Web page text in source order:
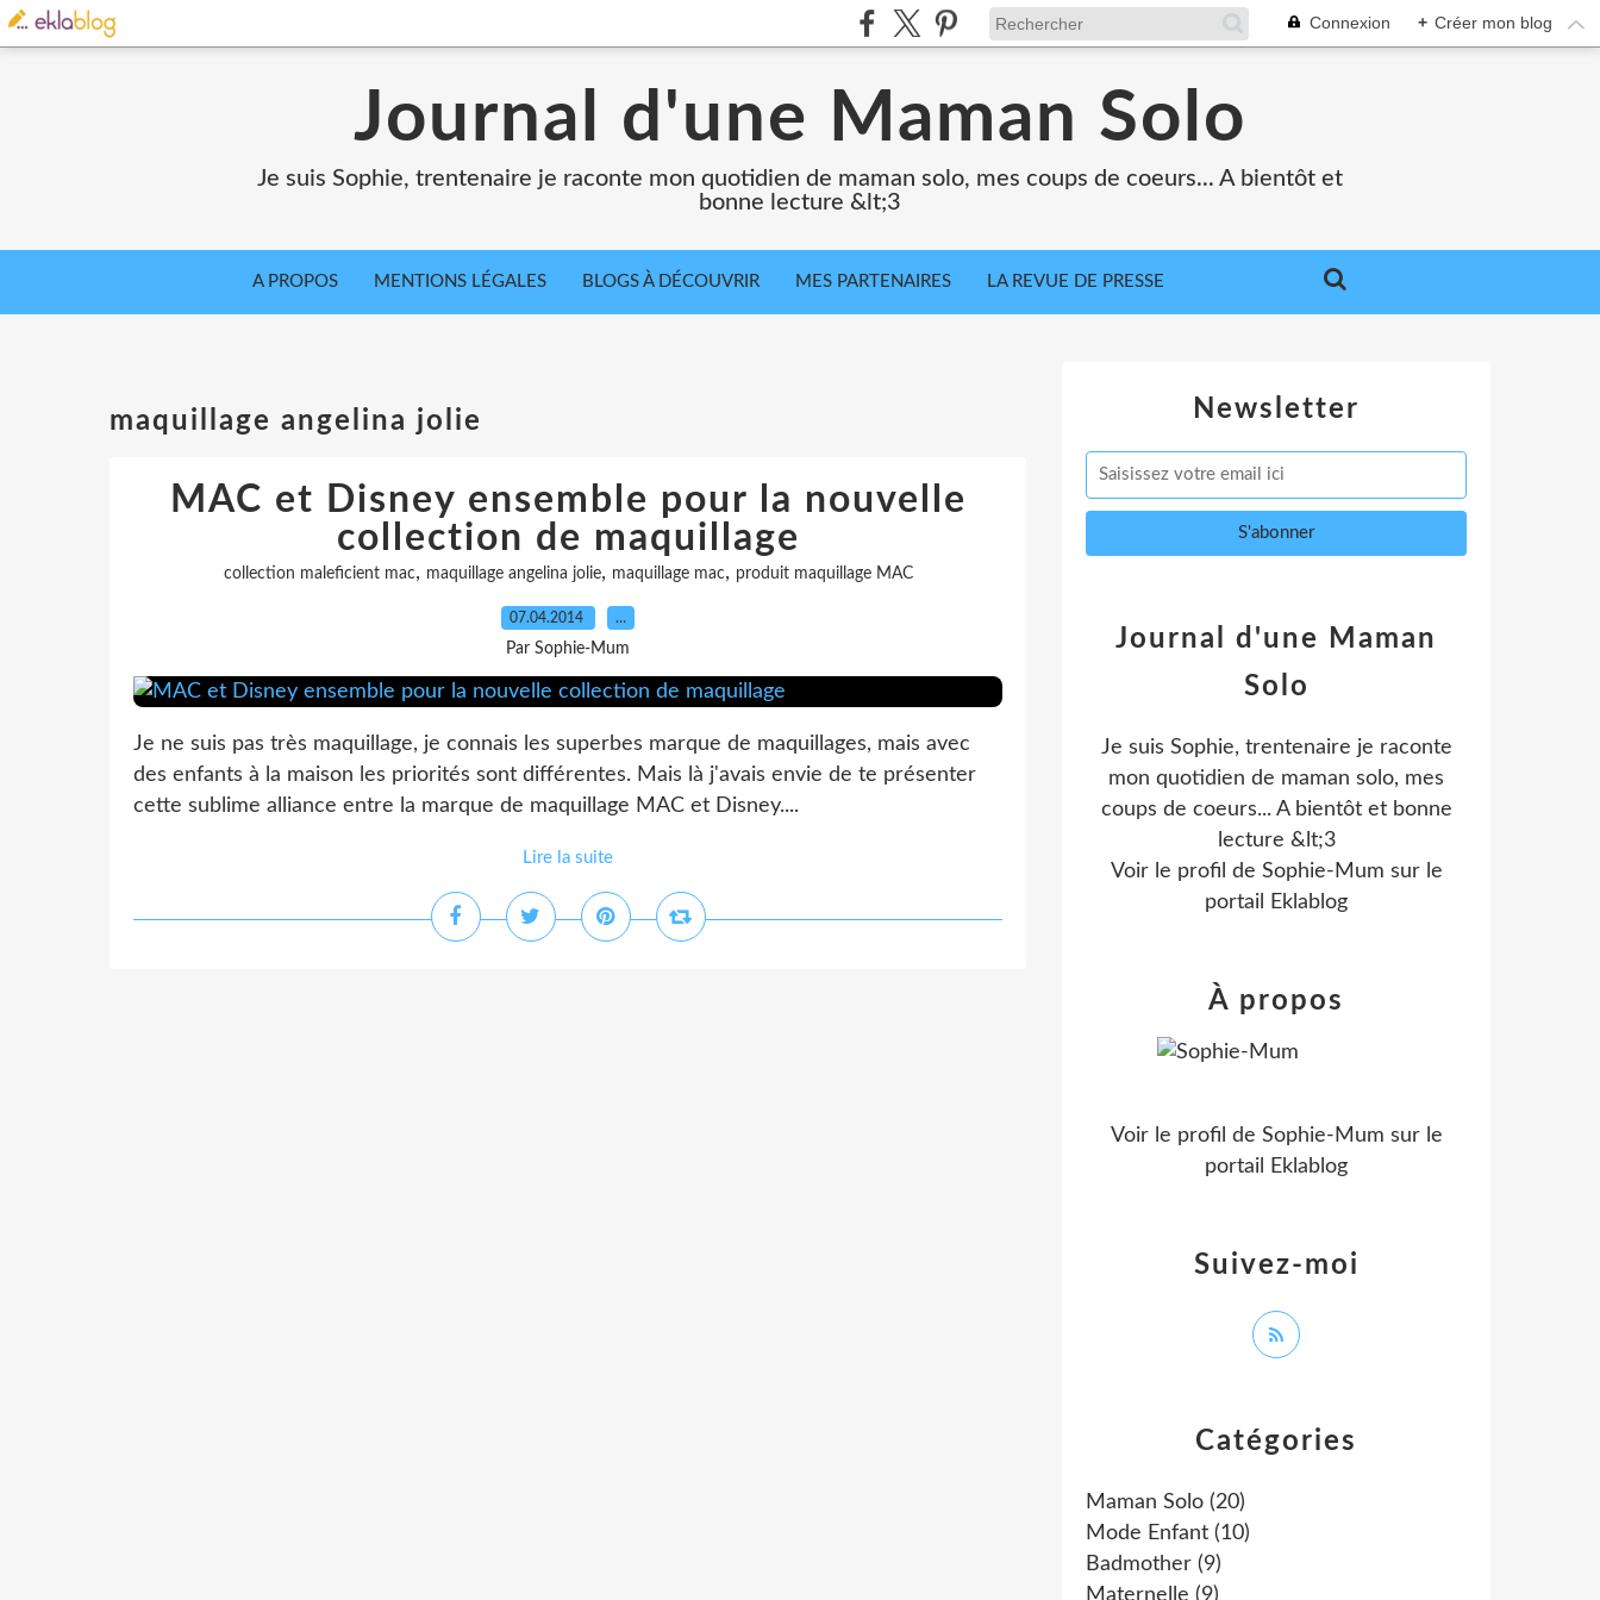
Connexion + Créer mon blog
Journal d'une Maman Solo
Je suis Sophie, trentenaire je raconte mon quotidien de maman solo, mes coups de coeurs... A bientôt et
bonne lecture &lt;3
A PROPOS MENTIONS LÉGALES BLOGS À DÉCOUVRIR MES PARTENAIRES LA REVUE DE PRESSE
maquillage angelina jolie
MAC et Disney ensemble pour la nouvelle
collection de maquillage
collection maleficient mac, maquillage angelina jolie, maquillage mac, produit maquillage MAC
07.04.2014 …
Par Sophie-Mum
Je ne suis pas très maquillage, je connais les superbes marque de maquillages, mais avec
des enfants à la maison les priorités sont différentes. Mais là j'avais envie de te présenter
cette sublime alliance entre la marque de maquillage MAC et Disney....
Lire la suite
Newsletter
Catégories
Maman Solo (20)
Mode Enfant (10)
Badmother (9)
Maternelle (9)
Journal d'une Maman
Solo
Je suis Sophie, trentenaire je raconte
mon quotidien de maman solo, mes
coups de coeurs... A bientôt et bonne
lecture &lt;3
Voir le profil de Sophie-Mum sur le
portail Eklablog
Suivez-moi
À propos
Voir le profil de Sophie-Mum sur le
portail Eklablog